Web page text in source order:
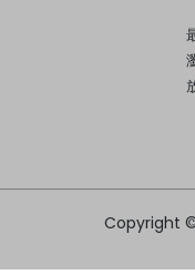
Copyright